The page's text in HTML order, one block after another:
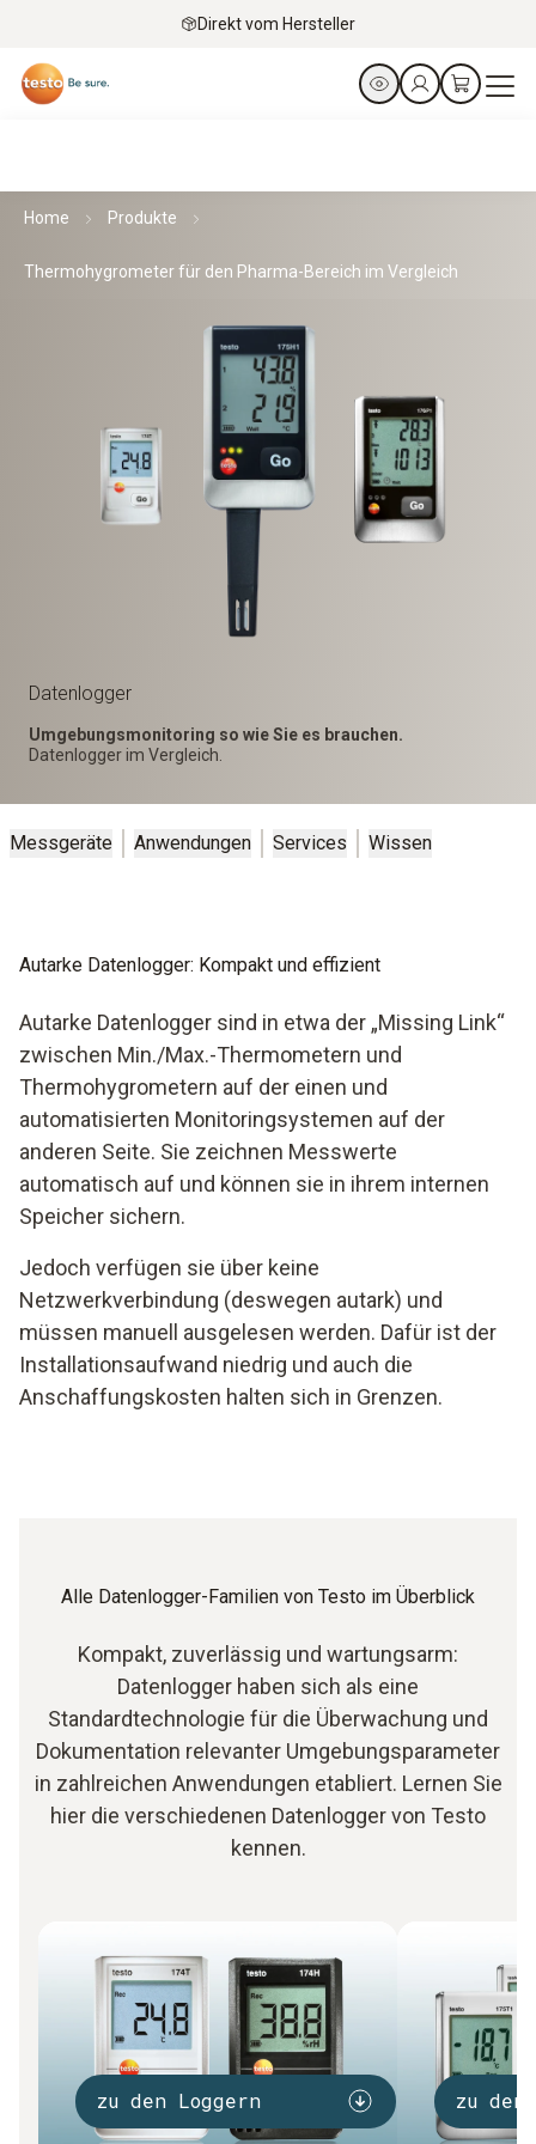
Direkt vom Hersteller
Home Produkte
Thermohygrometer für den Pharma-Bereich im Vergleich
Datenlogger
Umgebungsmonitoring so wie Sie es brauchen.
Datenlogger im Vergleich.
Messgeräte Anwendungen Services Wissen
Autarke Datenlogger: Kompakt und effizient
Autarke Datenlogger sind in etwa der „Missing Link“
zwischen Min./Max.-Thermometern und
Thermohygrometern auf der einen und
automatisierten Monitoringsystemen auf der
anderen Seite. Sie zeichnen Messwerte
automatisch auf und können sie in ihrem internen
Speicher sichern.
Jedoch verfügen sie über keine
Netzwerkverbindung (deswegen autark) und
müssen manuell ausgelesen werden. Dafür ist der
Installationsaufwand niedrig und auch die
Anschaffungskosten halten sich in Grenzen.
Alle Datenlogger-Familien von Testo im Überblick
Kompakt, zuverlässig und wartungsarm:
Datenlogger haben sich als eine
Standardtechnologie für die Überwachung und
Dokumentation relevanter Umgebungsparameter
in zahlreichen Anwendungen etabliert. Lernen Sie
hier die verschiedenen Datenlogger von Testo
kennen.
zu den Loggern zu den